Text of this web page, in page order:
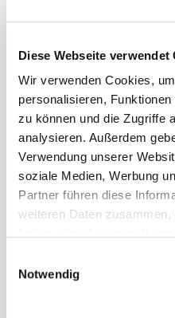
Diese Webseite verwendet
Wir verwenden Cookies,
personalisieren,
zu können und die Zugriffe
analysieren. Außerdem
Verwendung unserer
soziale Medien, Werbung
Partner führen diese
weiteren Daten
Notwendig
Produkte